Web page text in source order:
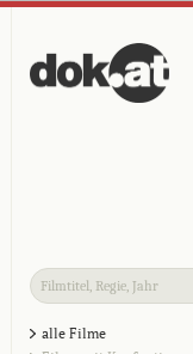
alle Filme